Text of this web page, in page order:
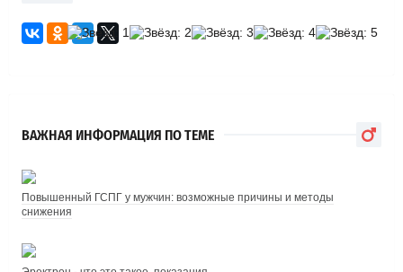
ВАЖНАЯ ИНФОРМАЦИЯ ПО ТЕМЕ
Повышенный ГСПГ у мужчин: возможные причины и методы
снижения